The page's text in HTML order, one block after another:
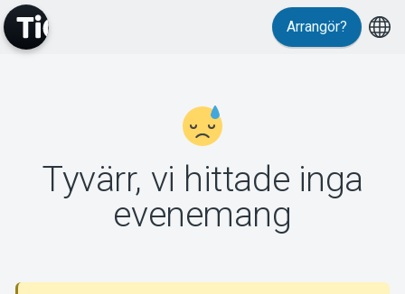
Support
Arrangör?
Tyvärr, vi hittade inga
evenemang